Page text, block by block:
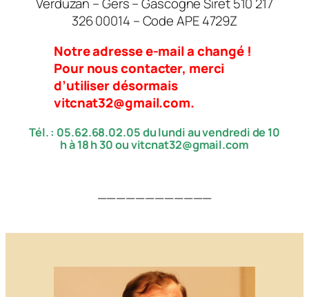
Verduzan – Gers – Gascogne Siret 510 217
326 00014 – Code APE 4729Z
Notre adresse e-mail a changé !
Pour nous contacter, merci
d’utiliser désormais
vitcnat32@gmail.com.
Tél. : 05.62.68.02.05 du lundi au vendredi de 10
h à 18 h 30 ou vitcnat32@gmail.com
————————————